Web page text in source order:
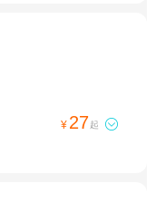
¥ 27起 